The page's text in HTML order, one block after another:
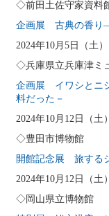
◇前田土佐守家資料
企画展 古典の香り
2024年10月5日（土
◇兵庫県立兵庫津ミ
企画展 イワシとニ
料だった－
2024年10月12日（土
◇豊田市博物館
開館記念展 旅する
2024年10月12日（土
◇岡山県立博物館